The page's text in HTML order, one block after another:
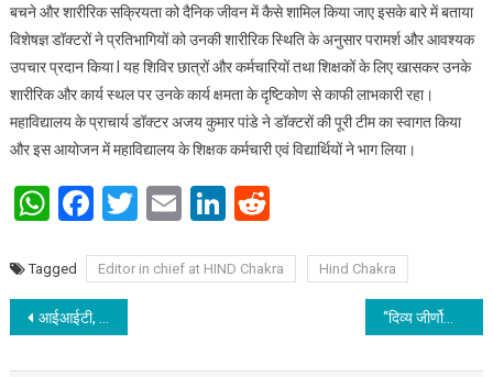
बचने और शारीरिक सक्रियता को दैनिक जीवन में कैसे शामिल किया जाए इसके बारे में बताया
विशेषज्ञ डॉक्टरों ने प्रतिभागियों को उनकी शारीरिक स्थिति के अनुसार परामर्श और आवश्यक
उपचार प्रदान किया l यह शिविर छात्रों और कर्मचारियों तथा शिक्षकों के लिए खासकर उनके
शारीरिक और कार्य स्थल पर उनके कार्य क्षमता के दृष्टिकोण से काफी लाभकारी रहा।
महाविद्यालय के प्राचार्य डॉक्टर अजय कुमार पांडे ने डॉक्टरों की पूरी टीम का स्वागत किया
और इस आयोजन में महाविद्यालय के शिक्षक कर्मचारी एवं विद्यार्थियों ने भाग लिया।
WhatsApp
Facebook
Twitter
EmailLinkedIn
Tagged Editor in chief at HIND Chakra Hind Chakra
Post navigation
आईआईटी, पटना: “हिन्दी दिवस और महामना मालवीय मिशन” के 15वें राष्ट्रीय अधिवेशन का आयोजन “दिव्य जीर्णोद्धार फाउंडेशन” ने पटना के सरस्वती विद्या मंदिर में मनाया “हिन्दी दिवस”